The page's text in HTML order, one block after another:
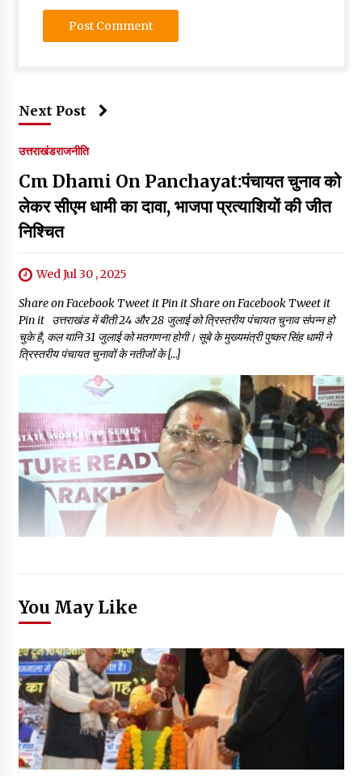
Next Post
उत्तराखंडराजनीति
Cm Dhami On Panchayat:पंचायत चुनाव को
लेकर सीएम धामी का दावा, भाजपा प्रत्याशियों की जीत
निश्चित
Wed Jul 30 , 2025
Share on Facebook Tweet it Pin it Share on Facebook Tweet it
Pin it उत्तराखंड में बीती 24 और 28 जुलाई को त्रिस्तरीय पंचायत चुनाव संपन्न हो
चुके है, कल यानि 31 जुलाई को मतगणना होगी। सूबे के मुख्यमंत्री पुष्कर सिंह धामी ने
त्रिस्तरीय पंचायत चुनावों के नतीजों के […]
You May Like